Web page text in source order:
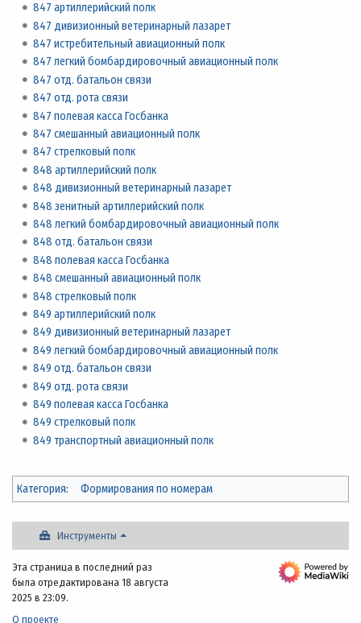
847 артиллерийский полк
847 дивизионный ветеринарный лазарет
847 истребительный авиационный полк
847 легкий бомбардировочный авиационный полк
847 отд. батальон связи
847 отд. рота связи
847 полевая касса Госбанка
847 смешанный авиационный полк
847 стрелковый полк
848 артиллерийский полк
848 дивизионный ветеринарный лазарет
848 зенитный артиллерийский полк
848 легкий бомбардировочный авиационный полк
848 отд. батальон связи
848 полевая касса Госбанка
848 смешанный авиационный полк
848 стрелковый полк
849 артиллерийский полк
849 дивизионный ветеринарный лазарет
849 легкий бомбардировочный авиационный полк
849 отд. батальон связи
849 отд. рота связи
849 полевая касса Госбанка
849 стрелковый полк
849 транспортный авиационный полк
Категория: Формирования по номерам
Инструменты
Эта страница в последний раз
была отредактирована 18 августа
2025 в 23:09.
О проекте